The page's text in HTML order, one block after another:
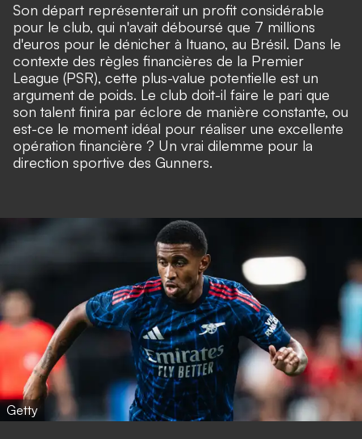
Son départ représenterait un profit considérable
pour le club, qui n'avait déboursé que 7 millions
d'euros pour le dénicher à Ituano, au Brésil. Dans le
contexte des règles financières de la Premier
League (PSR), cette plus-value potentielle est un
argument de poids. Le club doit-il faire le pari que
son talent finira par éclore de manière constante, ou
est-ce le moment idéal pour réaliser une excellente
opération financière ? Un vrai dilemme pour la
direction sportive des Gunners.
Getty